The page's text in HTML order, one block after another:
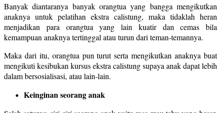
Banyak diantaranya banyak orangtua yang bangga mengikutkan
anaknya untuk pelatihan ekstra calistung, maka tidaklah heran
menjadikan para orangtua yang lain kuatir dan cemas bila
kemampuan anaknya tertinggal atau turun dari teman-temannya.
Maka dari itu, orangtua pun turut serta mengikutkan anaknya buat
mengikuti kesibukan kursus ekstra calistung supaya anak dapat lebih
dalam bersosialisasi, atau lain-lain.
Keinginan seorang anak